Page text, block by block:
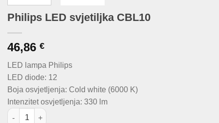
Philips LED svjetiljka CBL10
46,86 €
LED lampa Philips
LED diode: 12
Boja osvjetljenja: Cold white (6000 K)
Intenzitet osvjetljenja: 330 lm
Philips LED svjetiljka CBL10 količina